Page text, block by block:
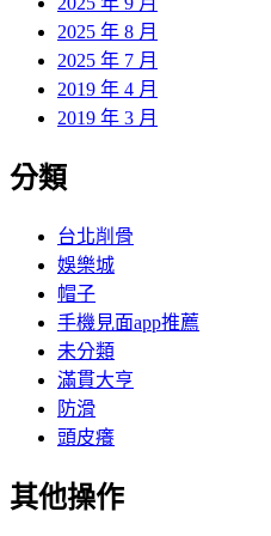
2025 年 8 月
2025 年 7 月
2019 年 4 月
2019 年 3 月
分類
台北削骨
娛樂城
帽子
手機見面app推薦
未分類
滿貫大亨
防滑
頭皮癢
其他操作